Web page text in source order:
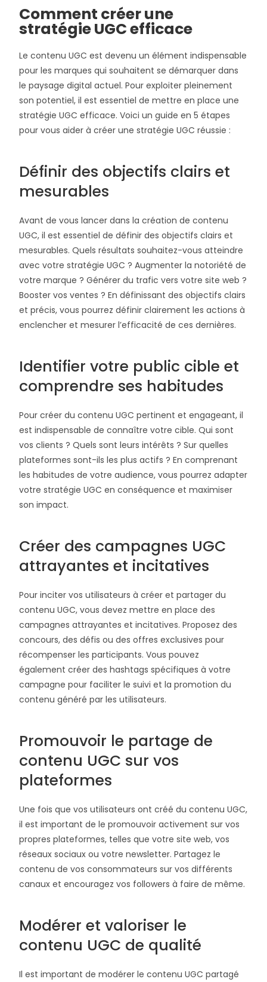
Comment créer une
stratégie UGC efficace
Le contenu UGC est devenu un élément indispensable
pour les marques qui souhaitent se démarquer dans
le paysage digital actuel. Pour exploiter pleinement
son potentiel, il est essentiel de mettre en place une
stratégie UGC efficace. Voici un guide en 5 étapes
pour vous aider à créer une stratégie UGC réussie :
Définir des objectifs clairs et
mesurables
Avant de vous lancer dans la création de contenu
UGC, il est essentiel de définir des objectifs clairs et
mesurables. Quels résultats souhaitez-vous atteindre
avec votre stratégie UGC ? Augmenter la notoriété de
votre marque ? Générer du trafic vers votre site web ?
Booster vos ventes ? En définissant des objectifs clairs
et précis, vous pourrez définir clairement les actions à
enclencher et mesurer l’efficacité de ces dernières.
Identifier votre public cible et
comprendre ses habitudes
Pour créer du contenu UGC pertinent et engageant, il
est indispensable de connaître votre cible. Qui sont
vos clients ? Quels sont leurs intérêts ? Sur quelles
plateformes sont-ils les plus actifs ? En comprenant
les habitudes de votre audience, vous pourrez adapter
votre stratégie UGC en conséquence et maximiser
son impact.
Créer des campagnes UGC
attrayantes et incitatives
Pour inciter vos utilisateurs à créer et partager du
contenu UGC, vous devez mettre en place des
campagnes attrayantes et incitatives. Proposez des
concours, des défis ou des offres exclusives pour
récompenser les participants. Vous pouvez
également créer des hashtags spécifiques à votre
campagne pour faciliter le suivi et la promotion du
contenu généré par les utilisateurs.
Promouvoir le partage de
contenu UGC sur vos
plateformes
Une fois que vos utilisateurs ont créé du contenu UGC,
il est important de le promouvoir activement sur vos
propres plateformes, telles que votre site web, vos
réseaux sociaux ou votre newsletter. Partagez le
contenu de vos consommateurs sur vos différents
canaux et encouragez vos followers à faire de même.
Modérer et valoriser le
contenu UGC de qualité
Il est important de modérer le contenu UGC partagé